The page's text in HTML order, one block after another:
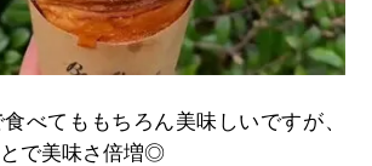
べてももちろん美味しいですが、
で美味さ倍増◎